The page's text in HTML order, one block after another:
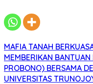
MAFIA TANAH
MEMBERIKAN
PROBONO) BERSAMA
UNIVERSITAS